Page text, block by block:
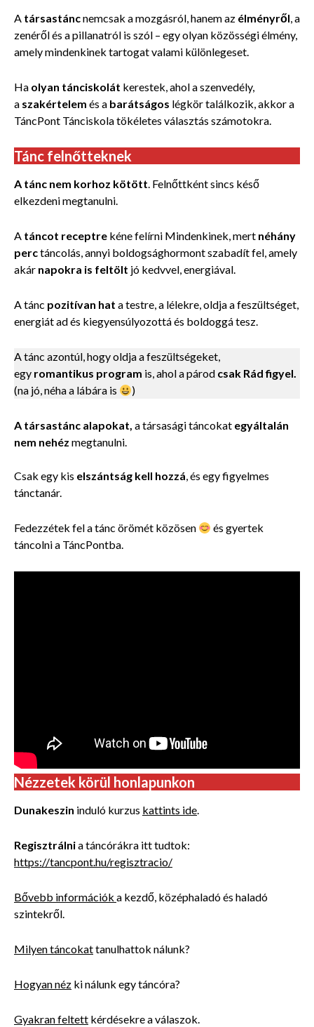
A társastáncnemcsak a mozgásról, hanem az élményről, a
zenéről és a pillanatról is szól – egy olyan közösségi élmény,
amely mindenkinek tartogat valami különlegeset.
Ha olyan tánciskolát kerestek, ahol a szenvedély,
a szakértelem és a barátságos légkör találkozik, akkor a
TáncPont Tánciskola tökéletes választás számotokra.
Tánc felnőtteknek
A tánc nem korhoz kötött. Felnőttként sincs késő
elkezdeni megtanulni.
A táncot receptre kéne felírni Mindenkinek, mert néhány
perctáncolás, annyi boldogsághormont szabadít fel, amely
akár napokra is feltölt jó kedvvel, energiával.
A tánc pozitívan hat a testre, a lélekre, oldja a feszültséget,
energiát ad és kiegyensúlyozottá és boldoggá tesz.
A tánc azontúl, hogy oldja a feszültségeket,
egy romantikus program is, ahol a párod csak Rád figyel.
(na jó, néha a lábára is
)
A társastánc alapokat, a társasági táncokat egyáltalán
nem nehéz megtanulni.
Csak egy kis elszántság kell hozzá, és egyfigyelmes
tánctanár.
Fedezzétek fel a tánc örömét közösen
és gyertek
táncolni a TáncPontba.
Nézzetek körül honlapunkon
Dunakeszin induló kurzus kattints ide.
Regisztrálnia táncórákra itt tudtok:
https://tancpont.hu/regisztracio/
Bővebb információk a kezdő, középhaladó és haladó
szintekről.
Milyen táncokattanulhattok nálunk?
Hogyan néz ki nálunk egy táncóra?
Gyakran feltett kérdésekre a válaszok.